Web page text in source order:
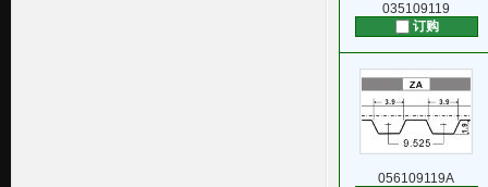
订购
035109119
056109119A